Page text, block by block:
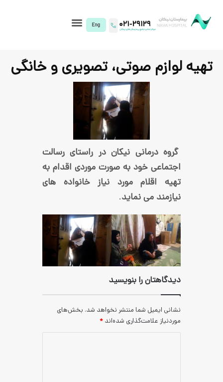
صوتی، تصویری و خانگی
نیکان در راستای رسالت
خود به صورت موردی اقدام به
مورد نیاز خانواده های
را بنویسید
شما منتشر نخواهد شد.بخش‌های
شده‌اند*